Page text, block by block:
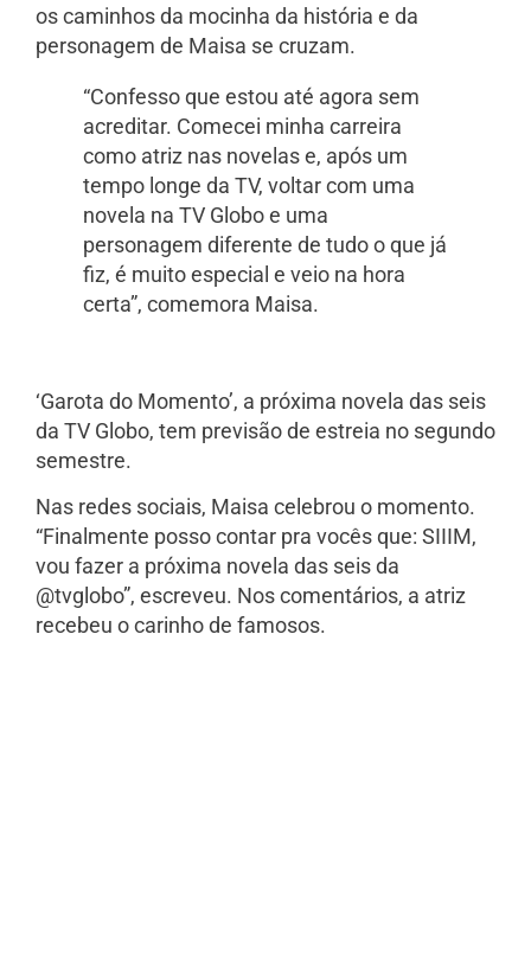
os caminhos da mocinha da história e da
personagem de Maisa se cruzam.
“Confesso que estou até agora sem
acreditar. Comecei minha carreira
como atriz nas novelas e, após um
tempo longe da TV, voltar com uma
novela na TV Globo e uma
personagem diferente de tudo o que já
fiz, é muito especial e veio na hora
certa”, comemora Maisa.
‘Garota do Momento’, a próxima novela das seis
da TV Globo, tem previsão de estreia no segundo
semestre.
Nas redes sociais, Maisa celebrou o momento.
“Finalmente posso contar pra vocês que: SIIIM,
vou fazer a próxima novela das seis da
@tvglobo”, escreveu. Nos comentários, a atriz
recebeu o carinho de famosos.